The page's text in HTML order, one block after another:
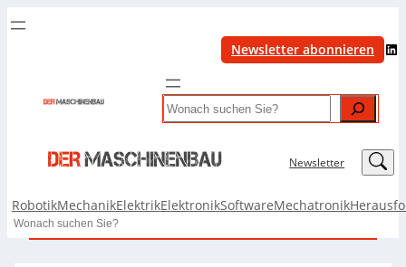
Newsletter abonnieren LinkedIn
Search
Newsletter LinkedIn
RobotikMechanikElektrikElektronikSoftwareMechatronik
Search